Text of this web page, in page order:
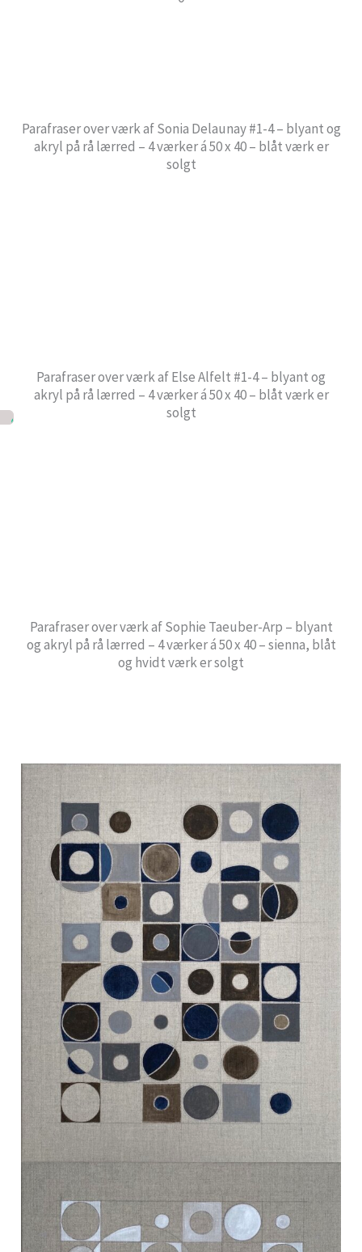
Parafraser over værk af Sonia Delaunay #1-4 – blyant og
akryl på rå lærred – 4 værker á 50 x 40 – blåt værk er
solgt
Parafraser over værk af Else Alfelt #1-4 – blyant og
akryl på rå lærred – 4 værker á 50 x 40 – blåt værk er
solgt
Parafraser over værk af Sophie Taeuber-Arp – blyant
og akryl på rå lærred – 4 værker á 50 x 40 – sienna, blåt
og hvidt værk er solgt